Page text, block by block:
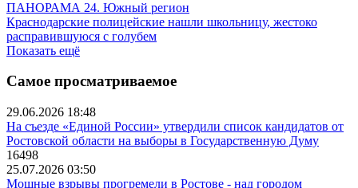
ПАНОРАМА 24. Южный регион
Краснодарские полицейские нашли школьницу, жестоко
расправившуюся с голубем
Показать ещё
Самое просматриваемое
29.06.2026 18:48
На съезде «Единой России» утвердили список кандидатов от
Ростовской области на выборы в Государственную Думу
16498
25.07.2026 03:50
Мощные взрывы прогремели в Ростове - над городом